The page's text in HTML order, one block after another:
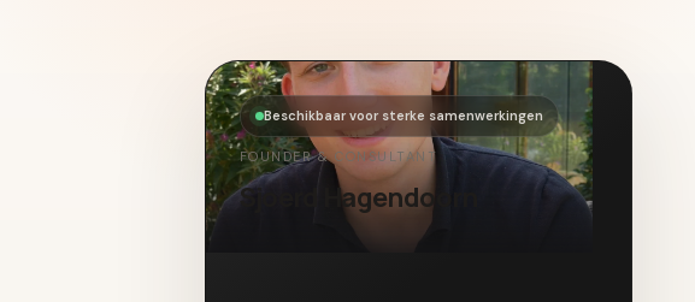
Beschikbaar voor sterke samenwerkingen
FOUNDER & CONSULTANT
Sjoerd Hagendoorn